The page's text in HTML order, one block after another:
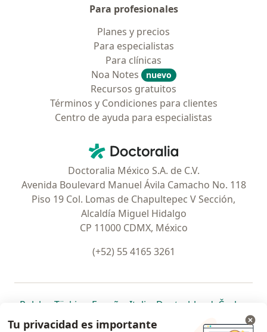
Para profesionales
Planes y precios
Para especialistas
Para clínicas
Noa Notes
nuevo
Recursos gratuitos
Términos y Condiciones para clientes
Centro de ayuda para especialistas
Doctoralia - Página de inicio
Doctoralia México S.A. de C.V.
Avenida Boulevard Manuel Ávila Camacho No. 118
Piso 19 Col. Lomas de Chapultepec V Sección,
Alcaldía Miguel Hidalgo
CP 11000 CDMX, México
(+52) 55 4165 3261
Polska se abre en una nueva pestaña
Türkiye se abre en una nueva pestaña
España se abre en una nueva pestaña
Italia se abre en una nueva
Deutschlandse abre en
Česko
Portugal
se abre en una nueva pestaña
México se abre en una nueva pestaña
Chile se abre en una nueva pestaña
Brasil se abre en una nueva
se abre en
se
Tu privacidad es importante